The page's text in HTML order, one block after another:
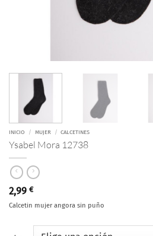
INICIO / MUJER / CALCETINES
Ysabel Mora 12738
2,99 €
Calcetin mujer angora sin puño